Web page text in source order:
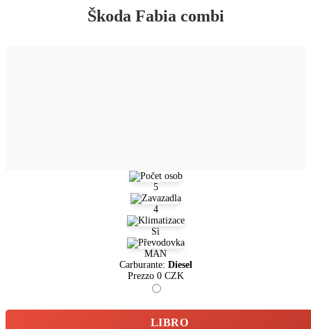
Škoda Fabia combi
5
4
Sì
MAN
Carburante: Diesel
Prezzo 0CZK
LIBRO